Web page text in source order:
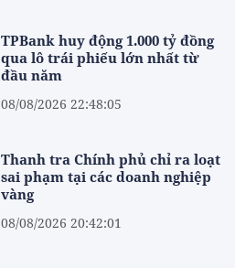
TPBank huy động 1.000 tỷ đồng
qua lô trái phiếu lớn nhất từ
đầu năm
08/08/2026 22:48:05
Thanh tra Chính phủ chỉ ra loạt
sai phạm tại các doanh nghiệp
vàng
08/08/2026 20:42:01